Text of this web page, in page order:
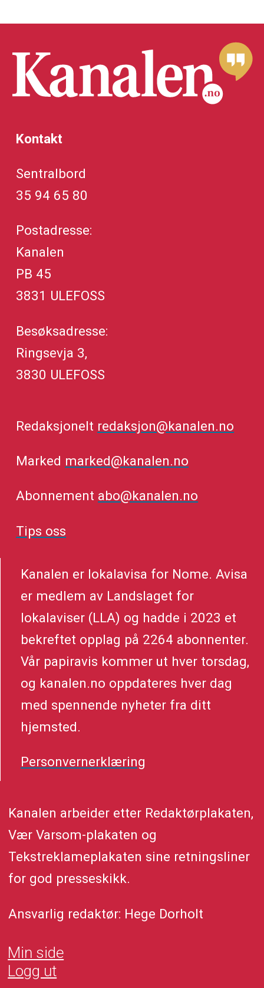
Kontakt
Sentralbord
35 94 65 80
Postadresse:
Kanalen
PB 45
3831 ULEFOSS
Besøksadresse:
Ringsevja 3,
3830 ULEFOSS
Redaksjonelt redaksjon@kanalen.no
Marked marked@kanalen.no
Abonnement abo@kanalen.no
Tips oss
Kanalen er lokalavisa for Nome. Avisa
er medlem av Landslaget for
lokalaviser (LLA) og hadde i 2023 et
bekreftet opplag på 2264 abonnenter.
Vår papiravis kommer ut hver torsdag,
og kanalen.no oppdateres hver dag
med spennende nyheter fra ditt
hjemsted.
Personvernerklæring
Kanalen arbeider etter Redaktørplakaten,
Vær Varsom-plakaten og
Tekstreklameplakaten sine retningsliner
for god presseskikk.
Ansvarlig redaktør: Hege Dorholt
Min side
Logg ut